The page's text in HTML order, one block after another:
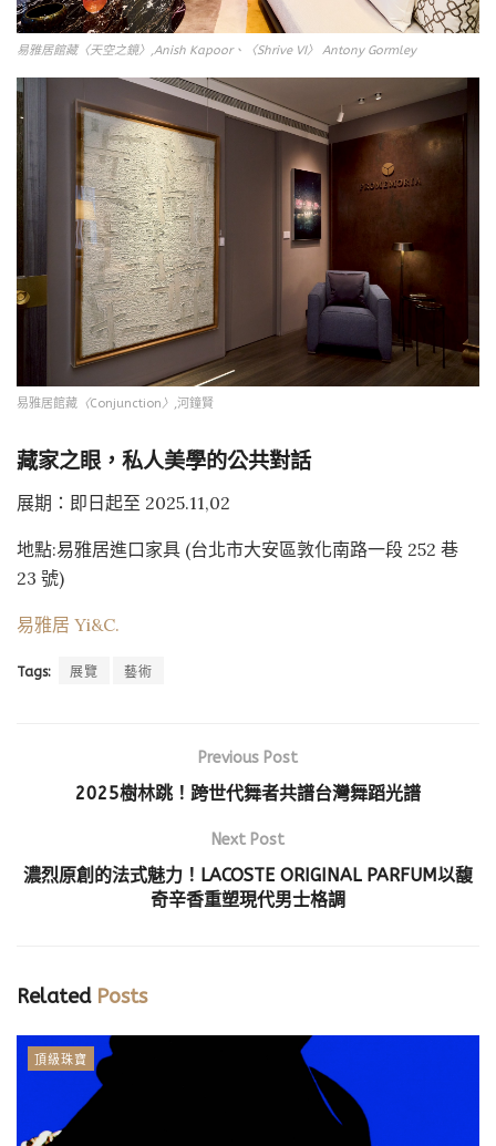
易雅居館藏〈天空之鏡〉,Anish Kapoor、〈Shrive VI〉 Antony Gormley
易雅居館藏 〈Conjunction〉 ,河鐘賢
藏家之眼，私人美學的公共對話
展期：即日起至 2025.11,02
地點:易雅居進口家具 (台北市大安區敦化南路一段 252 巷
23 號)
易雅居 Yi&C.
Tags: 展覽 藝術
Previous Post
2025樹林跳！跨世代舞者共譜台灣舞蹈光譜
Next Post
濃烈原創的法式魅力！LACOSTE ORIGINAL PARFUM以馥
奇辛香重塑現代男士格調
RelatedPosts
頂級珠寶